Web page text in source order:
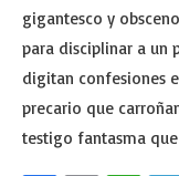
gigantesco y
para disciplinar a un
digitan confesiones
precario que
testigo fantasma